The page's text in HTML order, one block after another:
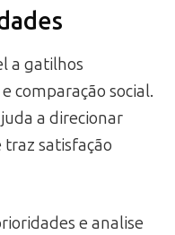
a gatilhos
comparação social.
a direcionar
satisfação
e analise